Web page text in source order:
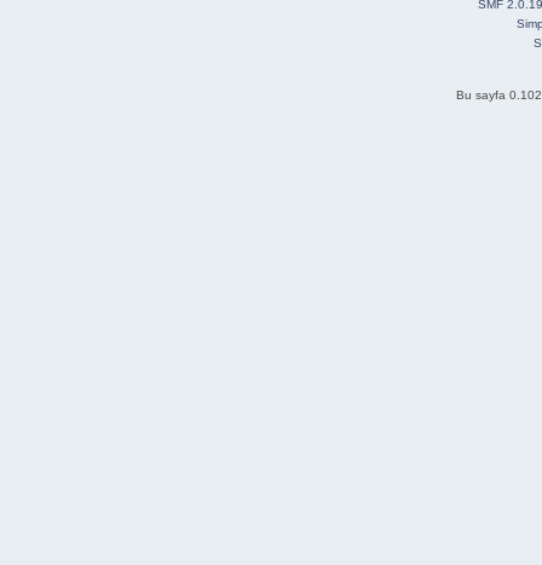
SMF 2.0.19
Bu sayfa